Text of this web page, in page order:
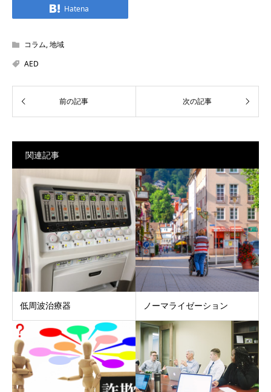
Hatena
コラム,地域
AED
関連記事
低周波治療器 ノーマライゼーション